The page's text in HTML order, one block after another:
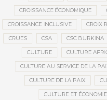
CROISSANCE ÉCONOMIQUE
CROISSANCE INCLUSIVE CROIX
CRUES CSA CSC BURKINA
CULTURE CULTURE
CULTURE AU SERVICE DE LA
CULTURE DE LA PAIX
CULTURE ET ÉCONOMIE